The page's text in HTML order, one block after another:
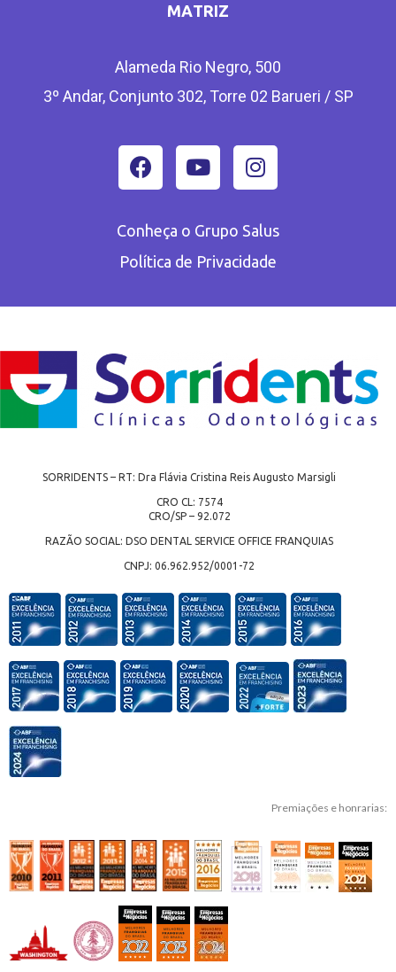
MATRIZ
Alameda Rio Negro, 500
3º Andar, Conjunto 302, Torre 02 Barueri / SP
Conheça o Grupo Salus
Política de Privacidade
SORRIDENTS – RT: Dra Flávia Cristina Reis Augusto Marsigli
CRO CL: 7574
CRO/SP – 92.072
RAZÃO SOCIAL: DSO DENTAL SERVICE OFFICE FRANQUIAS
CNPJ: 06.962.952/0001-72
Premiações e honrarias: